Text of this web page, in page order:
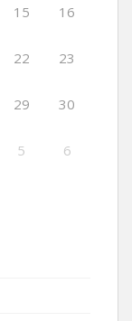
15 16
22 23
29 30
5 6